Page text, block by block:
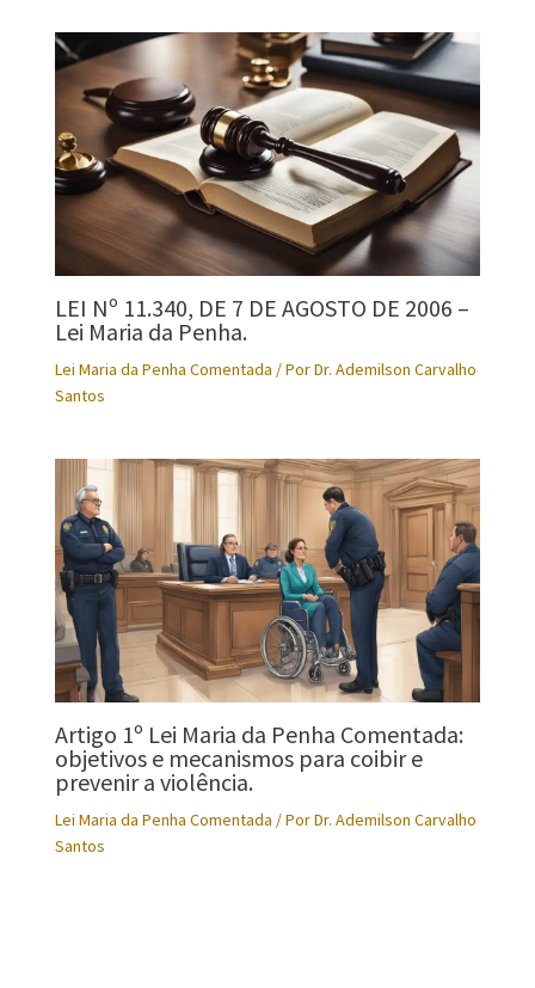
LEI Nº 11.340, DE 7 DE AGOSTO DE 2006 –
Lei Maria da Penha.
Lei Maria da Penha Comentada / PorDr. Ademilson Carvalho
Santos
Artigo 1º Lei Maria da Penha Comentada:
objetivos e mecanismos para coibir e
prevenir a violência.
Lei Maria da Penha Comentada / PorDr. Ademilson Carvalho
Santos